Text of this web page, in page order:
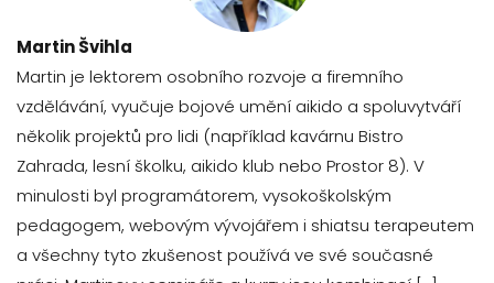
Martin Švihla
Martin je lektorem osobního rozvoje a firemního
vzdělávání, vyučuje bojové umění aikido a spoluvytváří
několik projektů pro lidi (například kavárnu Bistro
Zahrada, lesní školku, aikido klub nebo Prostor 8). V
minulosti byl programátorem, vysokoškolským
pedagogem, webovým vývojářem i shiatsu terapeutem
a všechny tyto zkušenost používá ve své současné